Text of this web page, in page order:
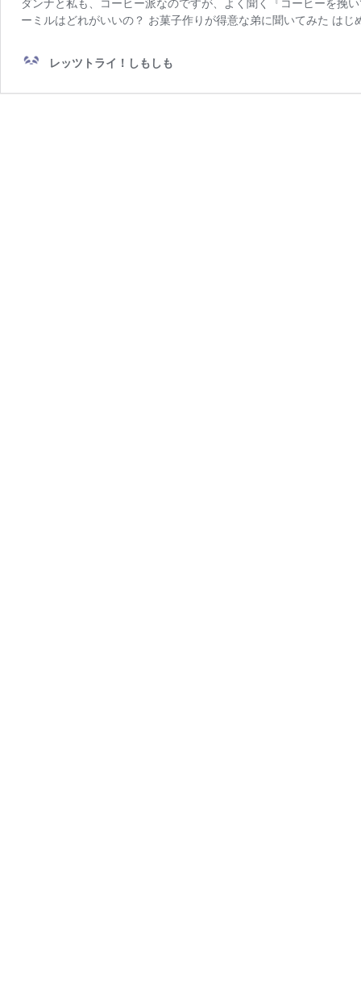
ダンナと私も、コーヒー派なのですが、よく聞く『コーヒーを挽
ーミルはどれがいいの？ お菓子作りが得意な弟に聞いてみた は
レッツトライ！しもしも